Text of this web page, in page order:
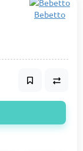
Bebetto